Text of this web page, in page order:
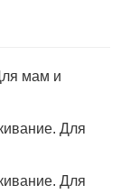
мам и
Для
Для